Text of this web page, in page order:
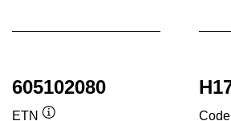
605102080
ETN